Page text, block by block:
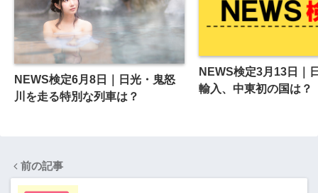
NEWS検定6月8日｜日光・鬼怒
川を走る特別な列車は？
NEWS検定3月13日｜
輸入、中東初の国は？
前の記事